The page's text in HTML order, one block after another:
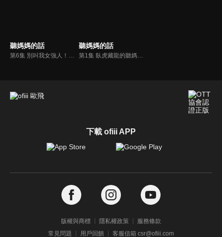
聽媽媽的話 聽媽媽的話
第1集 臥虎藏龍的聽媽團來囉
下載 ofiii APP
版權與商標 隱私權政策
服務條款
常見問題
用戶回饋 客服信箱 csr@ofiii.com